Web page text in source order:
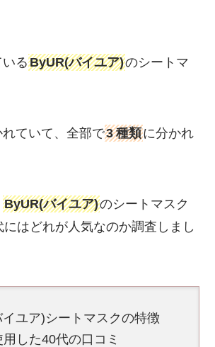
いるByUR(バイユア)のシートマ
ていて、全部で3 種類に分かれ
ByUR(バイユア)のシートマスク
はどれが人気なのか調査しまし
ユア)シートマスクの特徴
した40代の口コミ